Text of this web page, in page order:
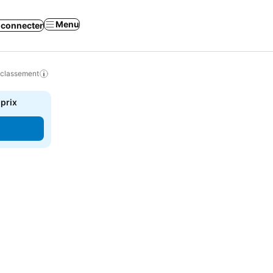
connecter Menu
prix